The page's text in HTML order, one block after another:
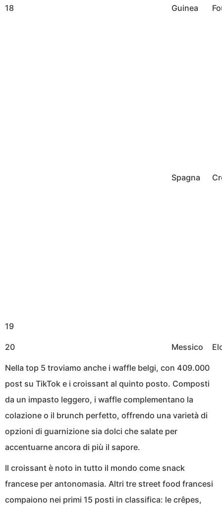
18 Guinea
19
Spagna
20 Messico
Nella top 5 troviamo anche i waffle belgi, con 409.000
post su TikTok e i croissant al quinto posto. Composti
da un impasto leggero, i waffle complementano la
colazione o il brunch perfetto, offrendo una varietà di
opzioni di guarnizione sia dolci che salate per
accentuarne ancora di più il sapore.
Il croissant è noto in tutto il mondo come snack
francese per antonomasia. Altri tre street food francesi
compaiono nei primi 15 posti in classifica: le crêpes,